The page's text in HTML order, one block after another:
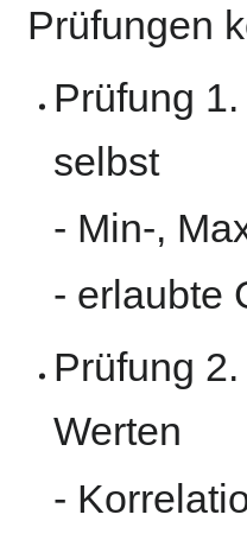
Prüfungen
Prüfung
selbst
- Min-,
- erlaubte
Prüfung
Werten
-